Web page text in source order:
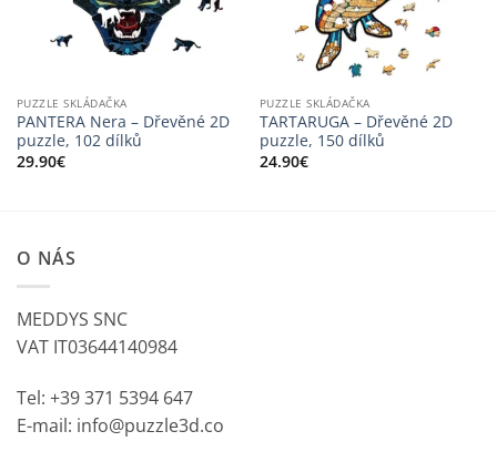
PUZZLE SKLÁDAČKA
PANTERA Nera – Dřevěné 2D
puzzle, 102 dílků
29.90€
PUZZLE SKLÁDAČKA
TARTARUGA – Dřevěné 2D
puzzle, 150 dílků
24.90€
O NÁS
MEDDYS SNC
VAT IT03644140984
Tel: +39 371 5394 647
E-mail: info@puzzle3d.co